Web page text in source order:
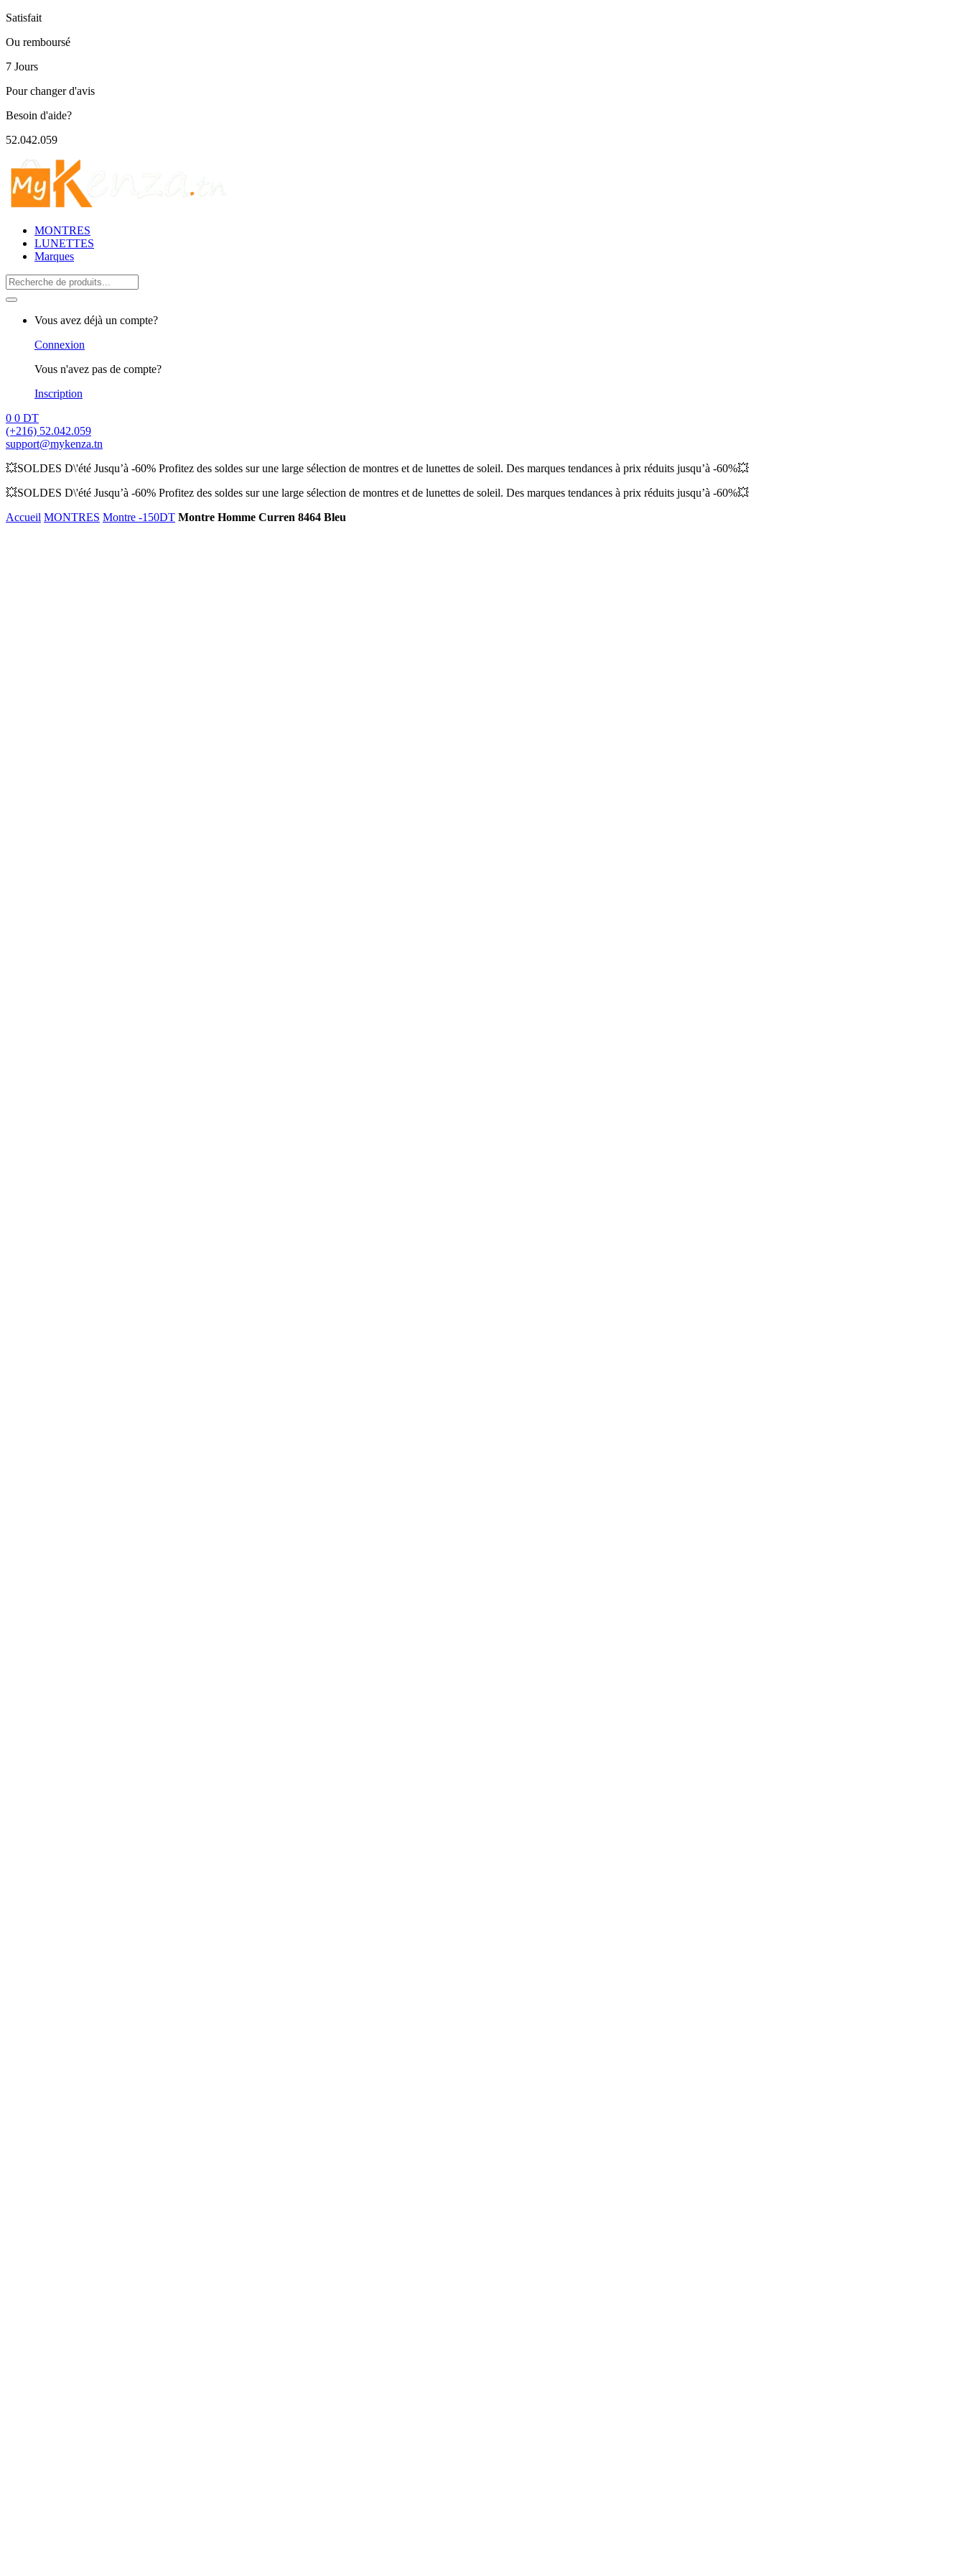
Satisfait
Ou remboursé
7 Jours
Pour changer d'avis
Besoin d'aide?
52.042.059
MONTRES
LUNETTES
Marques
Search
for:
Vous avez déjà un compte?
Connexion
Vous n'avez pas de compte?
Inscription
0 0 DT
(+216) 52.042.059
support@mykenza.tn
💥SOLDES D\'été Jusqu’à -60% Profitez des soldes sur une large sélection de montres et de lunettes de soleil. Des marques tendances à prix réduits jusqu’à -60%💥
💥SOLDES D\'été Jusqu’à -60% Profitez des soldes sur une large sélection de montres et de lunettes de soleil. Des marques tendances à prix réduits jusqu’à -60%💥
Accueil MONTRES Montre -150DT Montre Homme Curren 8464 Bleu